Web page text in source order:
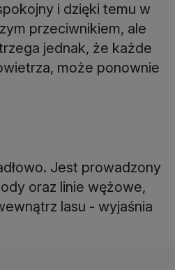
i dzięki temu w
przeciwnikiem, ale
jednak, że każde
może ponownie
Jest prowadzony
oraz linie wężowe,
lasu - wyjaśnia